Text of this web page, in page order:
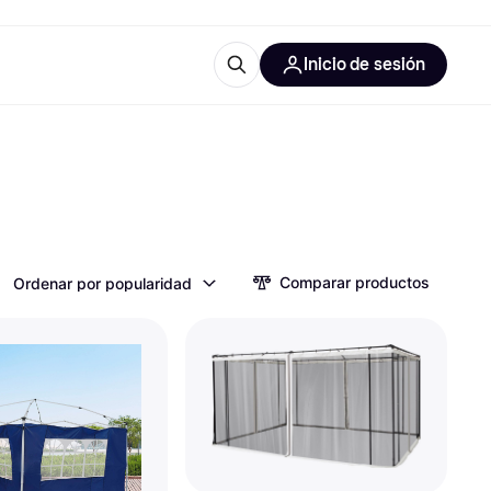
Inicio de sesión
Ordenar por popularidad Comparar productos